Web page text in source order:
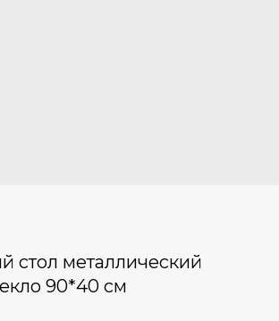
стол металлический
90*40 см